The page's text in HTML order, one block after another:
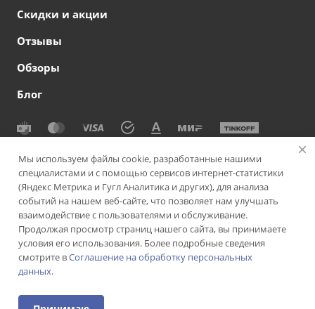
Скидки и акции
Отзывы
Обзоры
Блог
© 2026 Сеть офтальмологических клиник СВЕТОДАР
Политика конфиденциальности
|
Согласие на обработку
персональных данных
Политика использования cookie-
Пользовательское соглашение
Версия для слабовидящих Подписаться на рассылку
ИМЕЮТСЯ ПРОТИВОПОКАЗАНИЯ. НЕОБХОДИМА
Мы используем файлы cookie, разработанные нашими
специалистами и с помощью сервисов интернет-статистики
(Яндекс Метрика и Гугл Аналитика и других), для анализа
событий на нашем веб-сайте, что позволяет нам улучшать
взаимодействие с пользователями и обслуживание.
Продолжая просмотр страниц нашего сайта, вы принимаете
условия его использования. Более подробные сведения
смотрите вСоглашение на обработку персональных
данных.